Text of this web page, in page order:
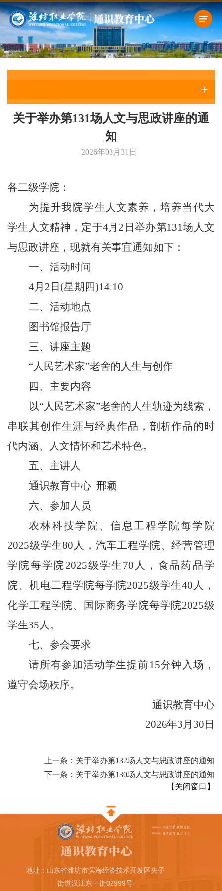
关于举办第131场人文与思政讲座的通
知
2026年03月31日
各二级学院：
为提升我院学生人文素养，培养当代大
学生人文精神，定于4月 2 日举办第131场人文
与思政讲座，现就有关事宜通知如下：
一、活动时间
4月 2 日 (星期四)14:10
二、 活动地点
图书馆报告厅
三、讲座主题
“人民艺术家”老舍的人生与创作
四、主要内容
以“人民艺术家”老舍的人生轨迹为线索，
串联其创作生涯与经典作品，剖析作品的时
代内涵、人文情怀和艺术特色。
五、主讲人
通识教育中心 邢颖
六、参加人员
农林科技学院、信息工程学院每学院
2025级学生80 人，汽车工程学院、经营管理
学院每学院2025级学生 70 人，食品药品学
院、机电工程学院每学院2025级学生40 人，
化学工程学院、国际商务学院每学院2025级
学生35 人。
七、参会要求
请所有参加活动学生提前 15分钟入场，
遵守会场秩序。
通识教育中心
2026年3 月 30 日
上一条：关于举办第132场人文与思政讲座的通知
下一条：关于举办第130场人文与思政讲座的通知
【 关闭窗口 】
地址：山东省潍坊市滨海经济技术开发区央子
街道汉江东一街02999号